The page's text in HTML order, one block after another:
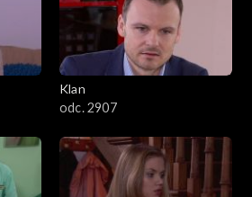
Klan
odc. 2907